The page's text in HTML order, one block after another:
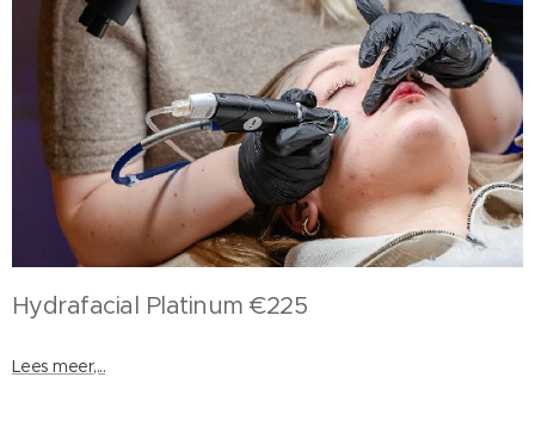
Hydrafacial Platinum €225
Lees meer,...